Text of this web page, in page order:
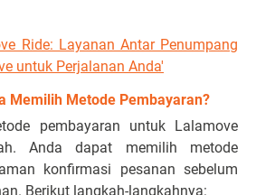
Ride: Layanan Antar Penumpang
untuk Perjalanan Anda'
Memilih Metode Pembayaran?
pembayaran untuk Lalamove
Anda dapat memilih metode
konfirmasi pesanan sebelum
Berikut langkah-langkahnya: